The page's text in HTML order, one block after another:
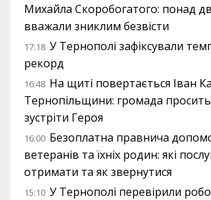
Михайла Скоробогатого: понад
вважали зниклим безвісти
17:18 У Тернополі зафіксували
рекорд
16:48 На щиті повертається Іван
Тернопільщини: громада просить
зустріти Героя
16:00 Безоплатна правнича
ветеранів та їхніх родин: які
отримати та як звернутися
15:10 У Тернополі перевірили